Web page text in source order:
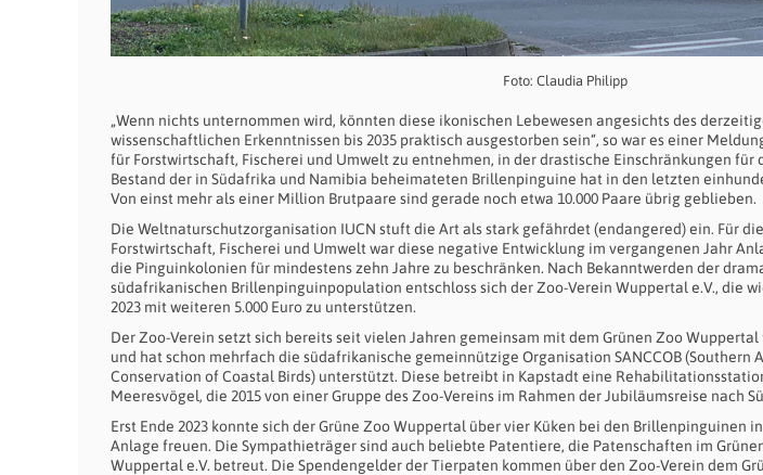
Foto: Claudia Philipp
„Wenn nichts unternommen wird, könnten diese ikonischen Lebewesen angesichts des
wissenschaftlichen Erkenntnissen bis 2035 praktisch ausgestorben sein“, so war es einer
für Forstwirtschaft, Fischerei und Umwelt zu entnehmen, in der drastische Einschränkungen für
Bestand der in Südafrika und Namibia beheimateten Brillenpinguine hat in den letzten
Von einst mehr als einer Million Brutpaare sind gerade noch etwa 10.000 Paare übrig geblieben.
Die Weltnaturschutzorganisation IUCN stuft die Art als stark gefährdet (endangered) ein. Für
Forstwirtschaft, Fischerei und Umwelt war diese negative Entwicklung im vergangenen Jahr
die Pinguinkolonien für mindestens zehn Jahre zu beschränken. Nach Bekanntwerden der
südafrikanischen Brillenpinguinpopulation entschloss sich der Zoo-Verein Wuppertal e.V., die
2023 mit weiteren 5.000 Euro zu unterstützen.
Der Zoo-Verein setzt sich bereits seit vielen Jahren gemeinsam mit dem Grünen Zoo
und hat schon mehrfach die südafrikanische gemeinnützige Organisation SANCCOB (Southern
Conservation of Coastal Birds) unterstützt. Diese betreibt in Kapstadt eine
Meeresvögel, die 2015 von einer Gruppe des Zoo-Vereins im Rahmen der Jubiläumsreise nach
Erst Ende 2023 konnte sich der Grüne Zoo Wuppertal über vier Küken bei den Brillenpinguinen
Anlage freuen. Die Sympathieträger sind auch beliebte Patentiere, die Patenschaften im
Wuppertal e.V. betreut. Die Spendengelder der Tierpaten kommen über den Zoo-Verein dem